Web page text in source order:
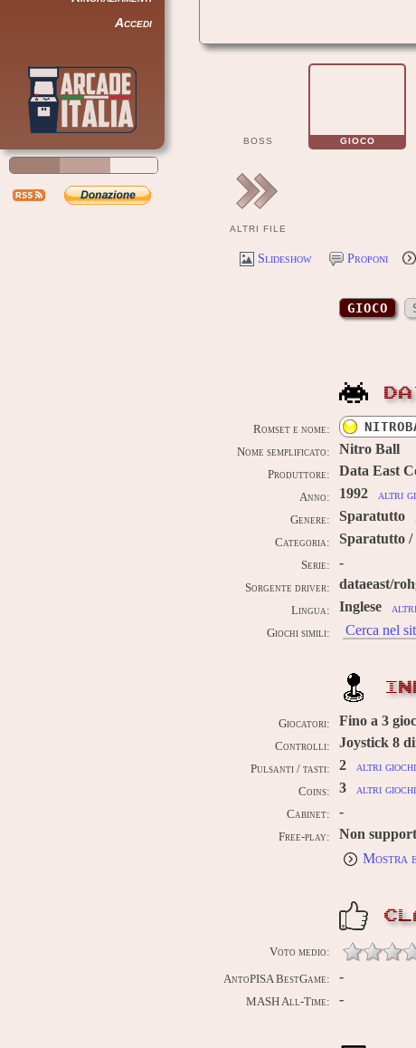
Accedi
BOSS GIOCO
ALTRI FILE
Slideshow Proponi
GIOCO
Romset e nome:
Nome semplificato: Nitro Ball
Produttore: Data East
Anno: 1992 altri
Genere: Sparatutto
Categoria: Sparatutto
Serie: -
Sorgente driver: dataeast/
Lingua: Inglese altri
Giochi simili: Cerca nel
Giocatori: Fino a 3
Controlli: Joystick 8
Pulsanti / tasti: 2 altri giochi
Coins: 3 altri giochi
Cabinet: -
Free-play:
Non
Mostra
Voto medio:
AntoPISA BestGame: -
MASH All-Time: -